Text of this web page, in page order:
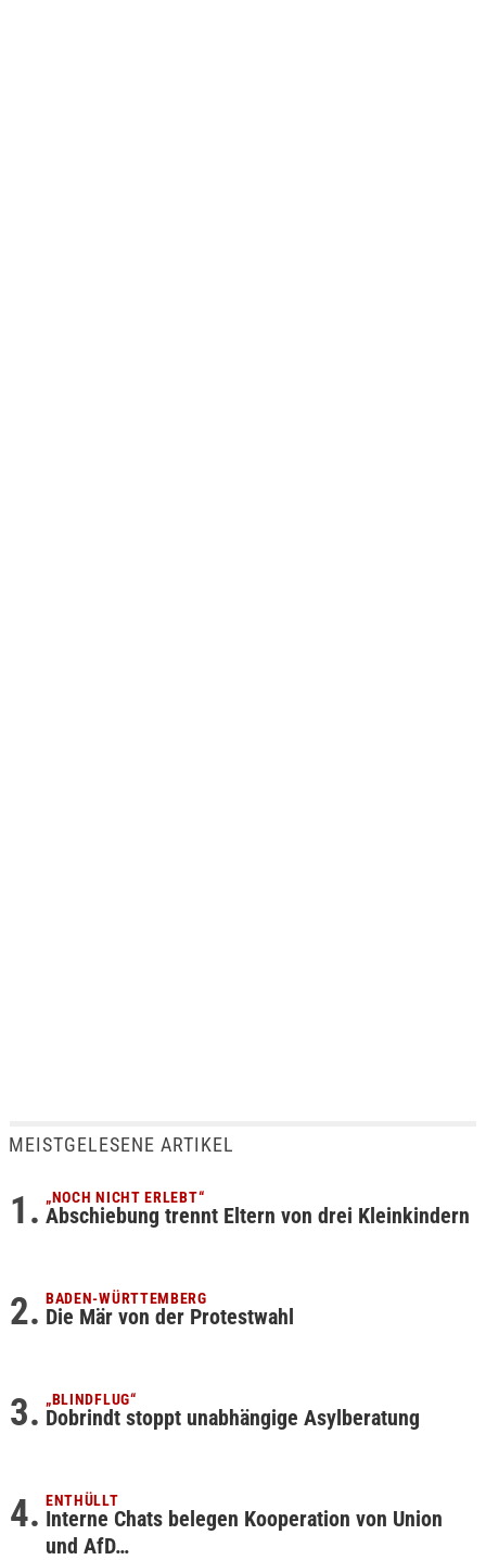
MEISTGELESENE ARTIKEL
„NOCH NICHT ERLEBT“
Abschiebung trennt Eltern von drei Kleinkindern
BADEN-WÜRTTEMBERG
Die Mär von der Protestwahl
„BLINDFLUG“
Dobrindt stoppt unabhängige Asylberatung
ENTHÜLLT
Interne Chats belegen Kooperation von Union
und AfD…